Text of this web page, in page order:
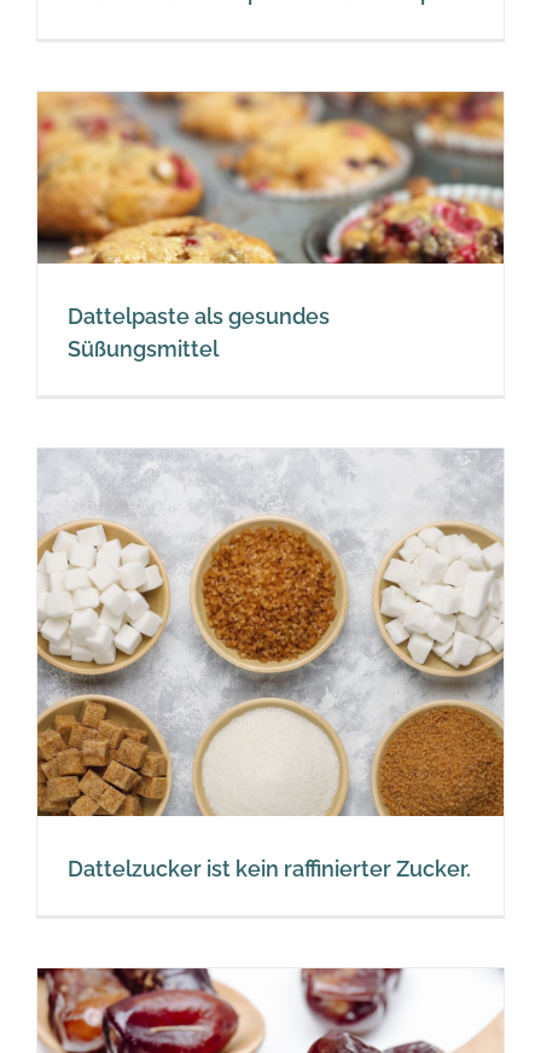
Dattelpaste als gesundes
Süßungsmittel
Dattelzucker ist kein raffinierter Zucker.